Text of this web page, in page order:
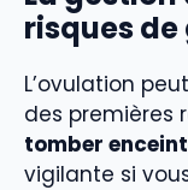
risques
L’ovulation
des premières
tomber
vigilante si